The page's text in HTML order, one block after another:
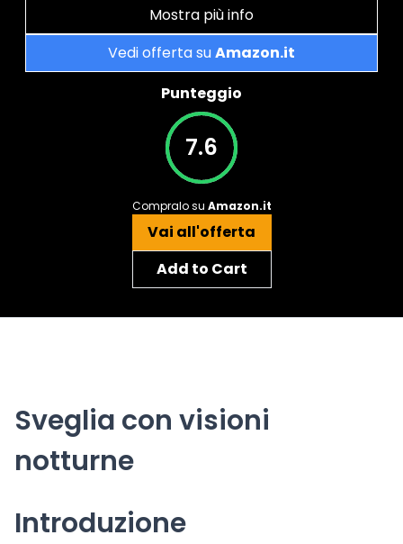
Mostra più info
Vedi offerta suAmazon.it
Punteggio
7.6
Compralo su Amazon.it
Vai all'offerta
Add to Cart
Sveglia con visioni
notturne
Introduzione